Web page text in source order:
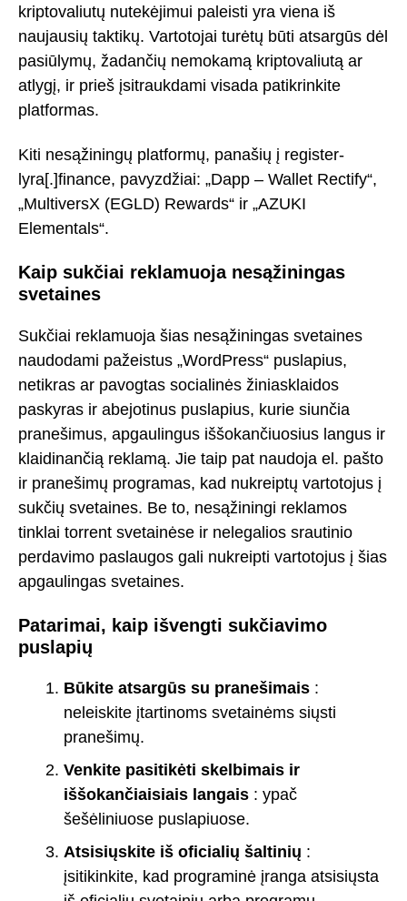
kriptovaliutų nutekėjimui paleisti yra viena iš
naujausių taktikų. Vartotojai turėtų būti atsargūs dėl
pasiūlymų, žadančių nemokamą kriptovaliutą ar
atlygį, ir prieš įsitraukdami visada patikrinkite
platformas.
Kiti nesąžiningų platformų, panašių į register-
lyra[.]finance, pavyzdžiai: „Dapp – Wallet Rectify“,
„MultiversX (EGLD) Rewards“ ir „AZUKI
Elementals“.
Kaip sukčiai reklamuoja nesąžiningas
svetaines
Sukčiai reklamuoja šias nesąžiningas svetaines
naudodami pažeistus „WordPress“ puslapius,
netikras ar pavogtas socialinės žiniasklaidos
paskyras ir abejotinus puslapius, kurie siunčia
pranešimus, apgaulingus iššokančiuosius langus ir
klaidinančią reklamą. Jie taip pat naudoja el. pašto
ir pranešimų programas, kad nukreiptų vartotojus į
sukčių svetaines. Be to, nesąžiningi reklamos
tinklai torrent svetainėse ir nelegalios srautinio
perdavimo paslaugos gali nukreipti vartotojus į šias
apgaulingas svetaines.
Patarimai, kaip išvengti sukčiavimo
puslapių
Būkite atsargūs su pranešimais :
neleiskite įtartinoms svetainėms siųsti
pranešimų.
Venkite pasitikėti skelbimais ir
iššokančiaisiais langais : ypač
šešėliniuose puslapiuose.
Atsisiųskite iš oficialių šaltinių :
įsitikinkite, kad programinė įranga atsisiųsta